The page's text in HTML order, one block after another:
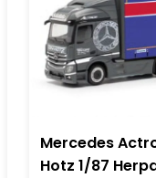
Mercedes
Hotz 1/87